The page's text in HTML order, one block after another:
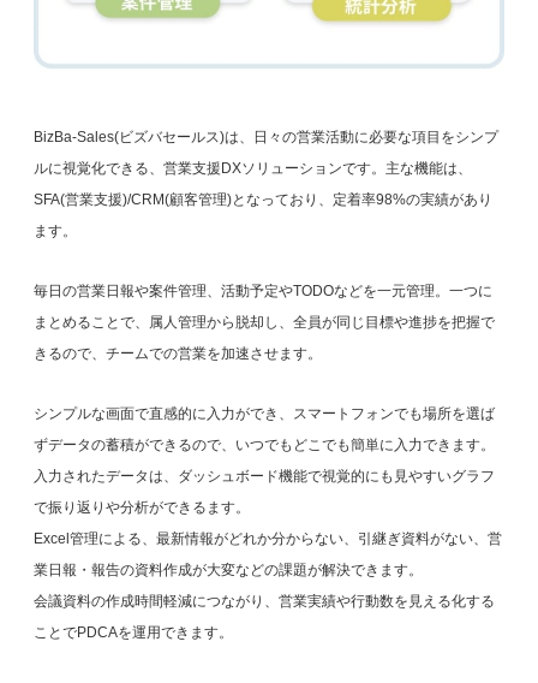
BizBa-Sales(ビズバセールス)は、⽇々の営業活動に必要な項⽬をシンプ
ルに視覚化できる、営業⽀援DXソリューションです。主な機能は、
SFA(営業⽀援)/CRM(顧客管理)となっており、定着率98%の実績があり
ます。
毎⽇の営業⽇報や案件管理、活動予定やTODOなどを⼀元管理。⼀つに
まとめることで、属⼈管理から脱却し、全員が同じ目標や進捗を把握で
きるので、チームでの営業を加速させます。
シンプルな画⾯で直感的に⼊⼒ができ、スマートフォンでも場所を選ば
ずデータの蓄積ができるので、いつでもどこでも簡単に⼊⼒できます。
⼊⼒されたデータは、ダッシュボード機能で視覚的にも⾒やすいグラフ
で振り返りや分析ができるます。
Excel管理による、最新情報がどれか分からない、引継ぎ資料がない、営
業日報・報告の資料作成が大変などの課題が解決できます。
会議資料の作成時間軽減につながり、営業実績や⾏動数を見える化する
ことでPDCAを運⽤できます。